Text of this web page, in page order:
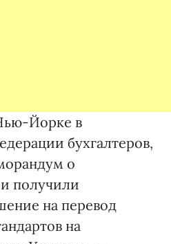
Йорке в
бухгалтеров,
о
получили
на перевод
на